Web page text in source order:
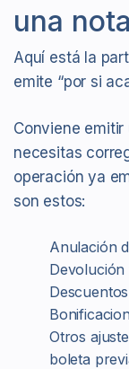
una
Aquí está la
emite “por si
Conviene
necesitas
operación ya
son estos:
Anulación
Otros
boleta